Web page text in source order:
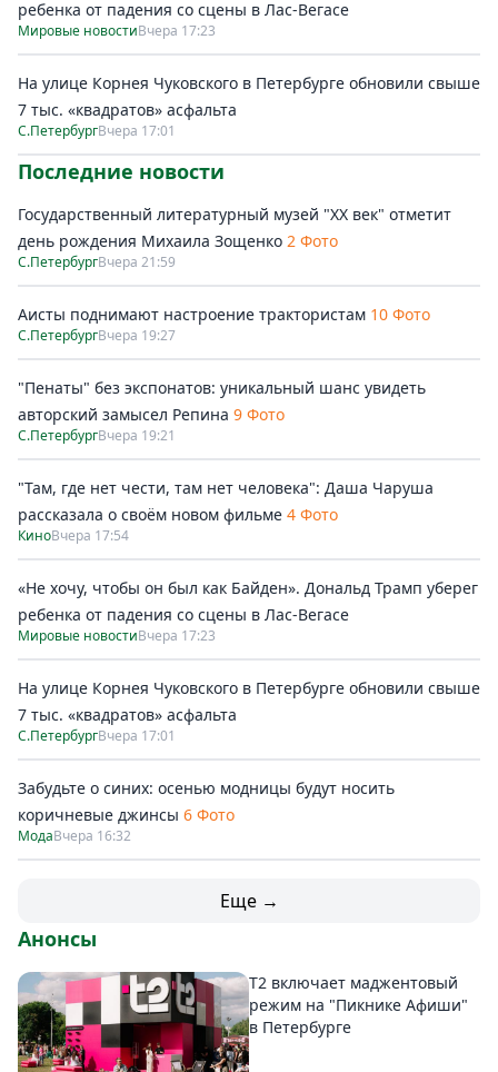
ребенка от падения со сцены в Лас-Вегасе
Мировые новостиВчера 17:23
На улице Корнея Чуковского в Петербурге обновили свыше
7 тыс. «квадратов» асфальта
С.ПетербургВчера 17:01
Последние новости
Государственный литературный музей "ХХ век" отметит
день рождения Михаила Зощенко 2 Фото
С.ПетербургВчера 21:59
Аисты поднимают настроение трактористам 10 Фото
С.ПетербургВчера 19:27
"Пенаты" без экспонатов: уникальный шанс увидеть
авторский замысел Репина 9 Фото
С.ПетербургВчера 19:21
"Там, где нет чести, там нет человека": Даша Чаруша
рассказала о своём новом фильме 4 Фото
КиноВчера 17:54
«Не хочу, чтобы он был как Байден». Дональд Трамп уберег
ребенка от падения со сцены в Лас-Вегасе
Мировые новостиВчера 17:23
На улице Корнея Чуковского в Петербурге обновили свыше
7 тыс. «квадратов» асфальта
С.ПетербургВчера 17:01
Забудьте о синих: осенью модницы будут носить
коричневые джинсы 6 Фото
МодаВчера 16:32
Еще →
Анонсы
Т2 включает маджентовый
режим на "Пикнике Афиши"
в Петербурге